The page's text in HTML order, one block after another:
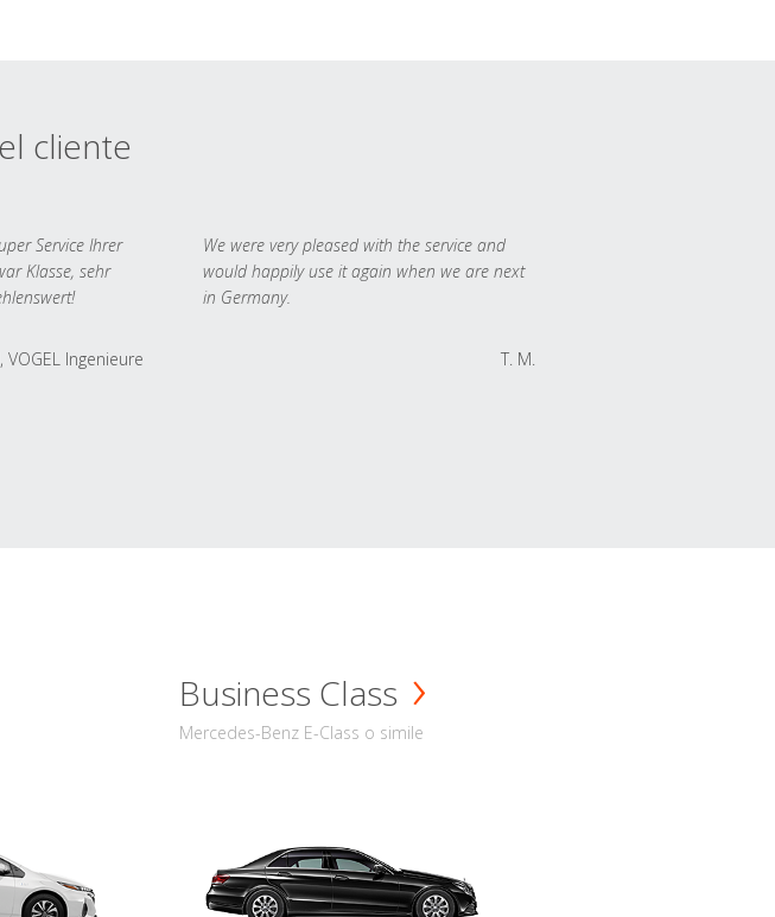
cliente
Service Ihrer
Klasse, sehr
VOGEL Ingenieure
We were very pleased with the service and
would happily use it again when we are next
in Germany.
T. M.
Business Class
Mercedes-Benz E-Class o simile